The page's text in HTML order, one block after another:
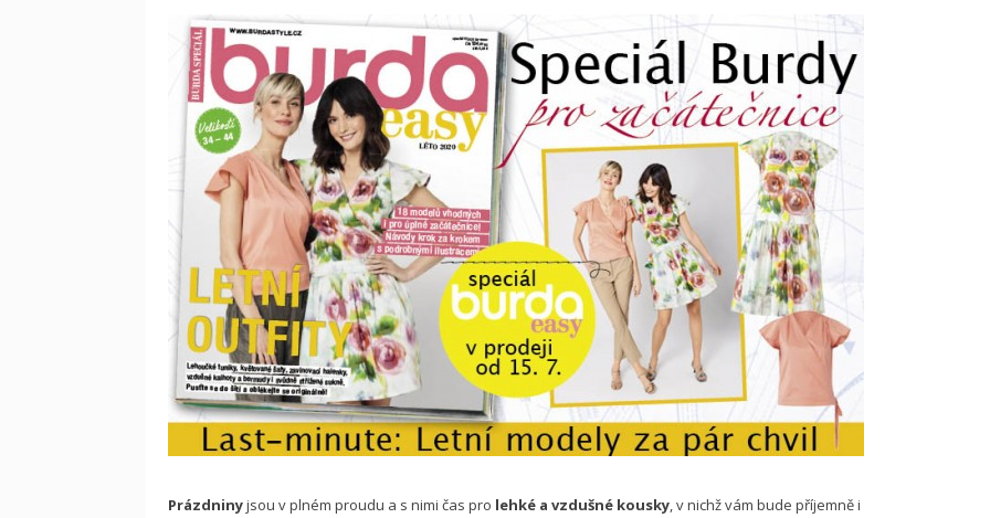
Prázdninyjsou v plném proudu a s nimi čas pro lehké a vzdušné kousky, v nichž vám bude příjemně i